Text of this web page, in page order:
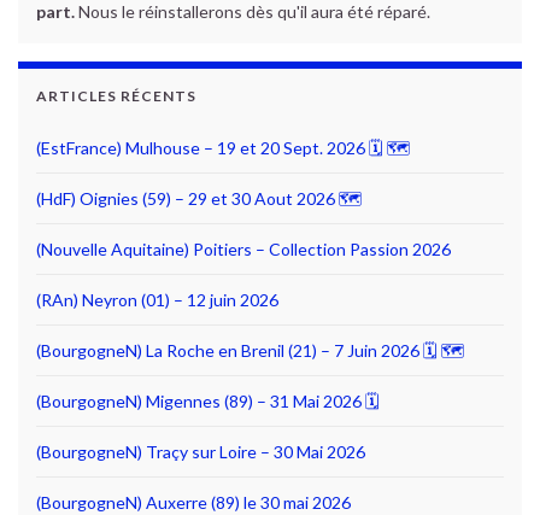
part.Nous le réinstallerons dès qu'il aura été réparé.
ARTICLES RÉCENTS
(EstFrance) Mulhouse – 19 et 20 Sept. 2026 🗓 🗺
(HdF) Oignies (59) – 29 et 30 Aout 2026 🗺
(Nouvelle Aquitaine) Poitiers – Collection Passion 2026
(RAn) Neyron (01) – 12 juin 2026
(BourgogneN) La Roche en Brenil (21) – 7 Juin 2026 🗓 🗺
(BourgogneN) Migennes (89) – 31 Mai 2026 🗓
(BourgogneN) Traçy sur Loire – 30 Mai 2026
(BourgogneN) Auxerre (89) le 30 mai 2026